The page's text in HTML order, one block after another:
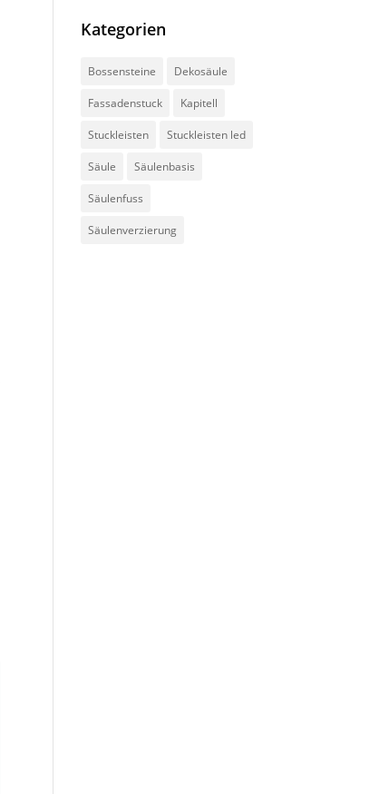
Kategorien
Bossensteine Dekosäule
Fassadenstuck Kapitell
Stuckleisten Stuckleisten led
Säule Säulenbasis
Säulenfuss
Säulenverzierung